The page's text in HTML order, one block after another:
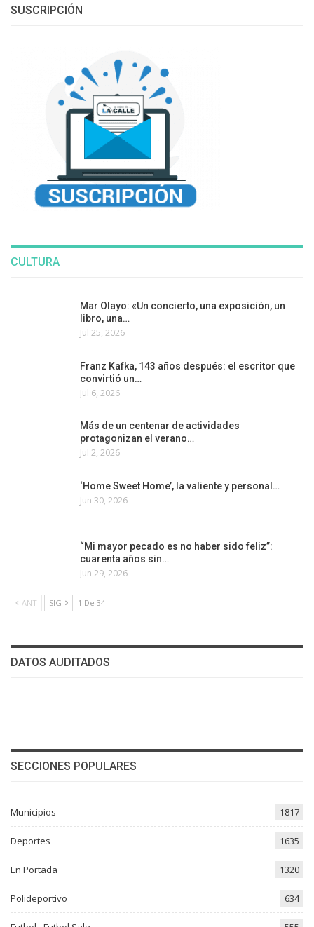
SUSCRIPCIÓN
CULTURA
Mar Olayo: «Un concierto, una exposición, un
libro, una…
Jul 25, 2026
Franz Kafka, 143 años después: el escritor que
convirtió un…
Jul 6, 2026
Más de un centenar de actividades
protagonizan el verano…
Jul 2, 2026
‘Home Sweet Home’, la valiente y personal…
Jun 30, 2026
“Mi mayor pecado es no haber sido feliz”:
cuarenta años sin…
Jun 29, 2026
ANT SIG 1 De 34
DATOS AUDITADOS
SECCIONES POPULARES
Municipios 1817
Deportes 1635
En Portada 1320
Polideportivo 634